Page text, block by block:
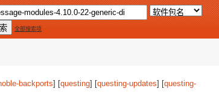
全部搜索项
backports] [questing] [questing-updates] [questing-